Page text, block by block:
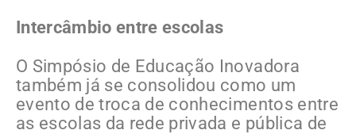
Intercâmbio entre escolas
O Simpósio de Educação Inovadora
também já se consolidou como um
evento de troca de conhecimentos entre
as escolas da rede privada e pública de